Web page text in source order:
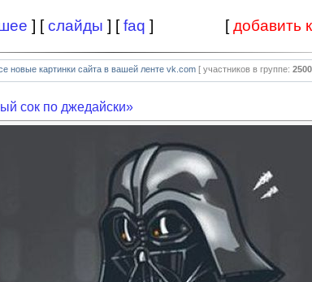
] [слайды ] [faq ] [добавить
новые картинки сайта в вашей ленте vk.com [ участников в группе: 2500
сок по джедайски»